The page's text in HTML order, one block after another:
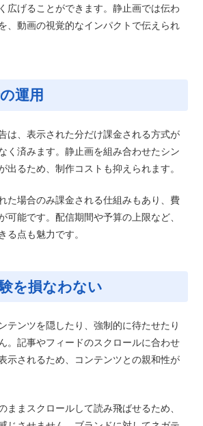
広げることができます。静止画では伝わ
、動画の視覚的なインパクトで伝えられ
運用
は、表示された分だけ課金される方式が
く済みます。静止画を組み合わせたシン
出るため、制作コストも抑えられます。
た場合のみ課金される仕組みもあり、費
可能です。配信期間や予算の上限など、
る点も魅力です。
を損なわない
テンツを隠したり、強制的に待たせたり
。記事やフィードのスクロールに合わせ
示されるため、コンテンツとの親和性が
ままスクロールして読み飛ばせるため、